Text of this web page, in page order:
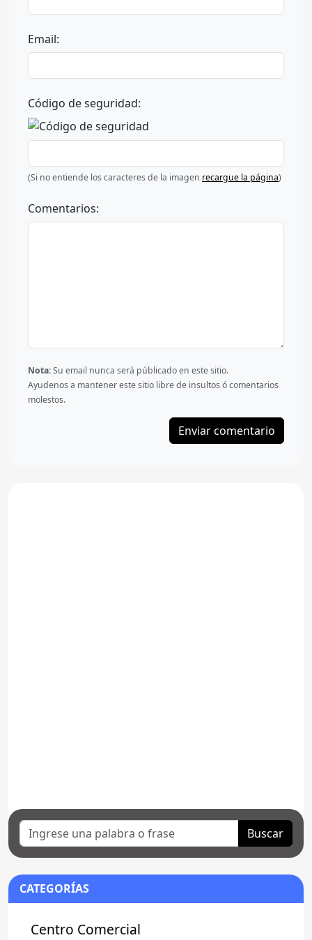
Email:
Código de seguridad:
(Si no entiende los caracteres de la imagen recargue la página)
Comentarios:
Nota:Su email nunca será públicado en este sitio.
Ayudenos a mantener este sitio libre de insultos ó comentarios
molestos.
Buscar
CATEGORÍAS
Centro Comercial